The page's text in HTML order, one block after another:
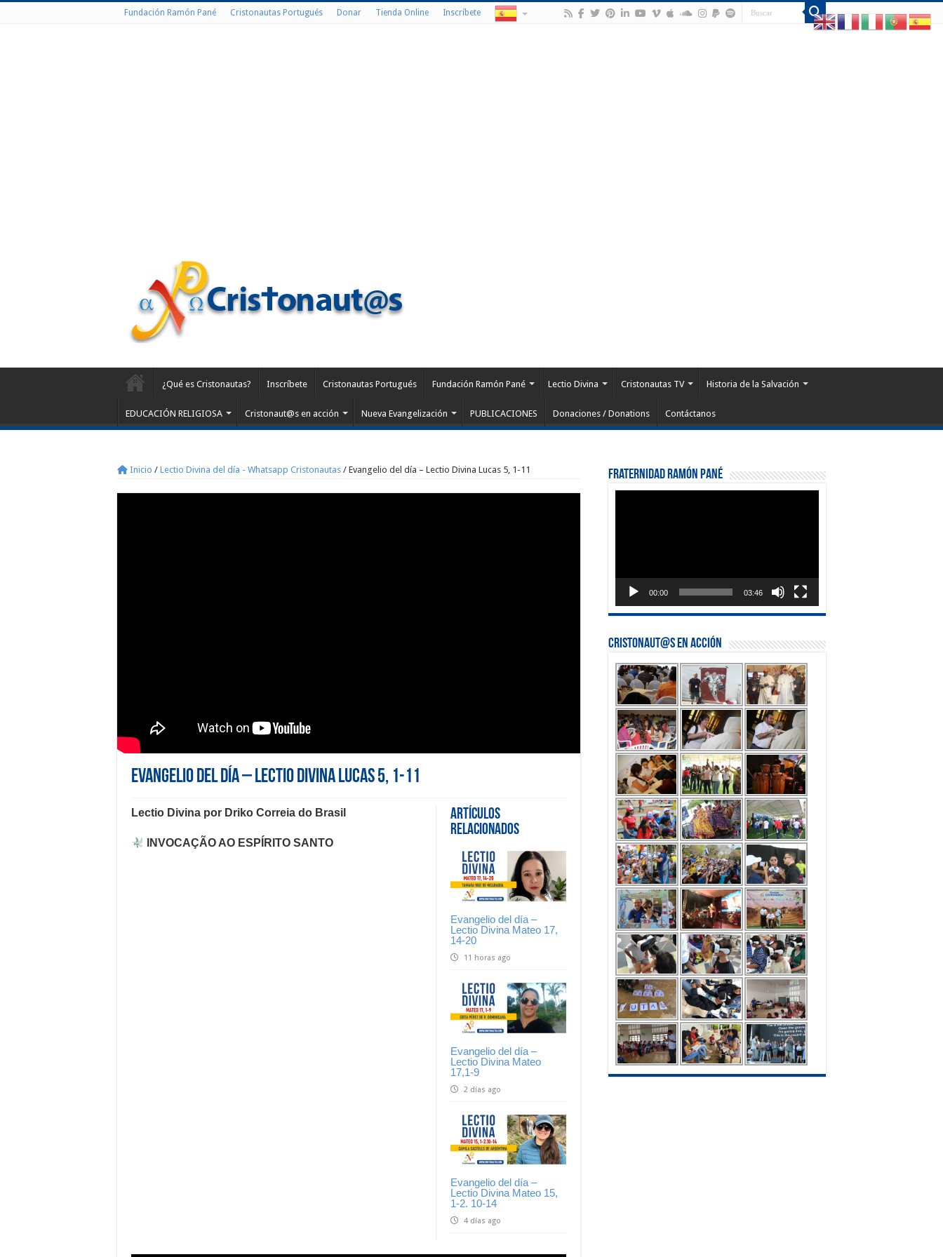
Fundación Ramón Pané Cristonautas Portugués Donar Tienda Online Inscríbete
¿Qué es Cristonautas? Inscríbete Cristonautas Portugués Fundación Ramón Pané Lectio Divina Cristonautas TV Historia de la Salvación
EDUCACIÓN RELIGIOSA Cristonaut@s en acción Nueva Evangelización PUBLICACIONES Donaciones / Donations Contáctanos
Inicio / Lectio Divina del día - Whatsapp Cristonautas / Evangelio del día – Lectio Divina Lucas 5, 1-11
Evangelio del día – Lectio Divina Lucas 5, 1-11
Artículos
Relacionados
Evangelio del día –
Lectio Divina Mateo 17,
14-20
11 horas ago
Evangelio del día –
Lectio Divina Mateo
17,1-9
2 días ago
Evangelio del día –
Lectio Divina Mateo 15,
1-2. 10-14
4 días ago
Lectio Divina por Driko Correia do Brasil
INVOCAÇÃO AO ESPÍRITO SANTO
Fraternidad Ramón Pané
00:00 03:46
Cristonaut@s en Acción